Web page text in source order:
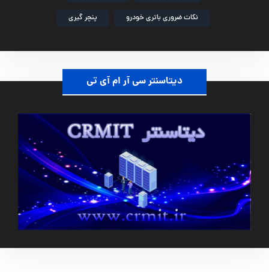
نکات ضروری باتری خودرو پنچر گیری
دیتاسنتر سی آر ام آی تی